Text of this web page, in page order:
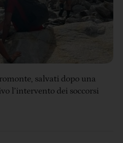
salvati dopo una
l’intervento dei soccorsi